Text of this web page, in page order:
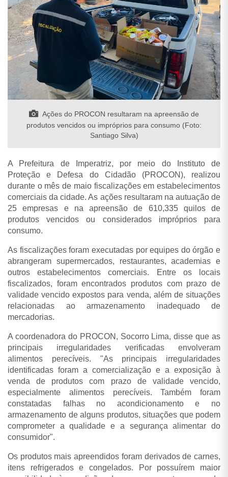
Ações do PROCON resultaram na apreensão de
produtos vencidos ou impróprios para consumo (Foto:
Santiago Silva)
A Prefeitura de Imperatriz, por meio do Instituto de
Proteção e Defesa do Cidadão (PROCON), realizou
durante o mês de maio fiscalizações em estabelecimentos
comerciais da cidade. As ações resultaram na autuação de
25 empresas e na apreensão de 610,335 quilos de
produtos vencidos ou considerados impróprios para
consumo.
As fiscalizações foram executadas por equipes do órgão e
abrangeram supermercados, restaurantes, academias e
outros estabelecimentos comerciais. Entre os locais
fiscalizados, foram encontrados produtos com prazo de
validade vencido expostos para venda, além de situações
relacionadas ao armazenamento inadequado de
mercadorias.
A coordenadora do PROCON, Socorro Lima, disse que as
principais irregularidades verificadas envolveram
alimentos perecíveis. "As principais irregularidades
identificadas foram a comercialização e a exposição à
venda de produtos com prazo de validade vencido,
especialmente alimentos perecíveis. Também foram
constatadas falhas no acondicionamento e no
armazenamento de alguns produtos, situações que podem
comprometer a qualidade e a segurança alimentar do
consumidor".
Os produtos mais apreendidos foram derivados de carnes,
itens refrigerados e congelados. Por possuírem maior